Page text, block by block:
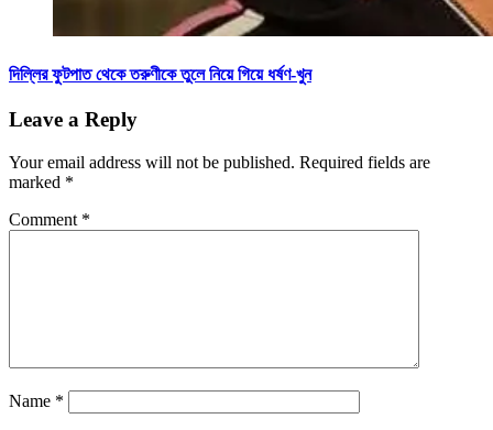
দিল্লির ফুটপাত থেকে তরুণীকে তুলে নিয়ে গিয়ে ধর্ষণ-খুন
Leave a Reply
Your email address will not be published. Required fields are
marked *
Comment *
Name *